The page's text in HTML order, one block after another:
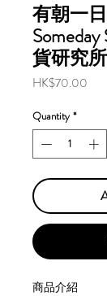
有朝一
貨研究
HK$70.00
Quantity *
商品介紹